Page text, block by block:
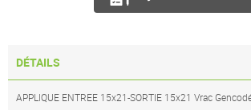
DÉTAILS
APPLIQUE ENTREE 15x21-SORTIE 15x21 Vrac